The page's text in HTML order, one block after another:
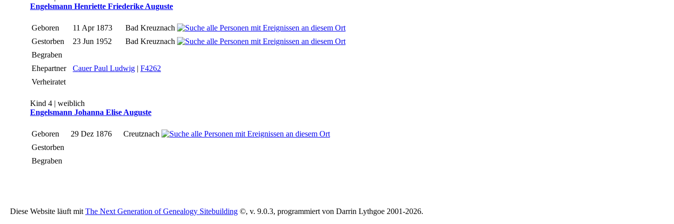
Engelsmann Henriette Friederike Auguste
Geboren 11 Apr 1873
Bad Kreuznach
Gestorben
23 Jun 1952
Bad Kreuznach
Begraben
Ehepartner
Cauer Paul Ludwig | F4262
Verheiratet
Kind 4 | weiblich
Engelsmann Johanna Elise Auguste
Geboren 29 Dez 1876
Creutznach
Gestorben
Begraben
Diese Website läuft mit The Next Generation of Genealogy Sitebuilding ©, v. 9.0.3, programmiert von Darrin Lythgoe 2001-2026.